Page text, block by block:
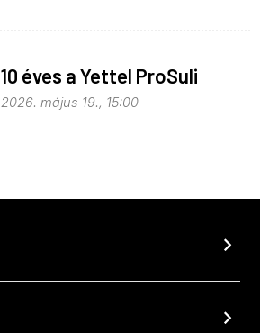
10 éves a Yettel ProSuli
2026. május 19., 15:00
chevron_right
chevron_right